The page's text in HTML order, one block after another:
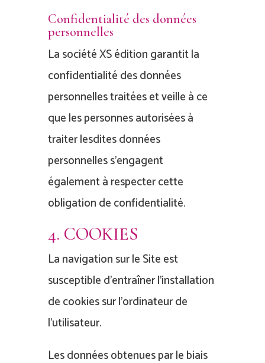
Confidentialité des données
personnelles
La société XS édition garantit la
confidentialité des données
personnelles traitées et veille à ce
que les personnes autorisées à
traiter lesdites données
personnelles s’engagent
également à respecter cette
obligation de confidentialité.
4. COOKIES
La navigation sur le Site est
susceptible d’entraîner l’installation
de cookies sur l’ordinateur de
l’utilisateur.
Les données obtenues par le biais